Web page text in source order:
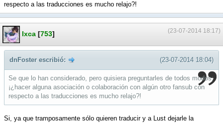
respecto a las traducciones es mucho relajo?!
(23-07-2014 18:17)
Ixca [753]
(23-07-2014 18:04)
dnFoster escribió:
Se que lo han considerado, pero quisiera preguntarles de todos modos;
¡¿hacer alguna asociación o colaboración con algún otro fansub con
respecto a las traducciones es mucho relajo?!
Si, ya que tramposamente sólo quieren traducir y a Lust dejarle la